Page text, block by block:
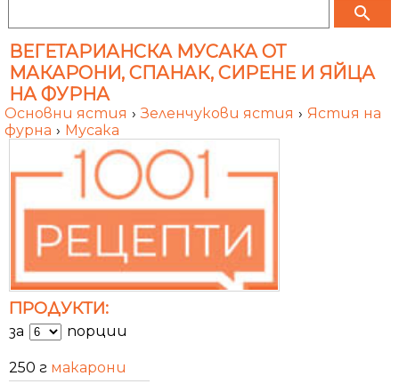
search
ВЕГЕТАРИАНСКА МУСАКА ОТ
МАКАРОНИ, СПАНАК, СИРЕНЕ И ЯЙЦА
НА ФУРНА
Основни ястия › Зеленчукови ястия › Ястия на
фурна › Мусака
ПРОДУКТИ:
за порции
250 г макарони